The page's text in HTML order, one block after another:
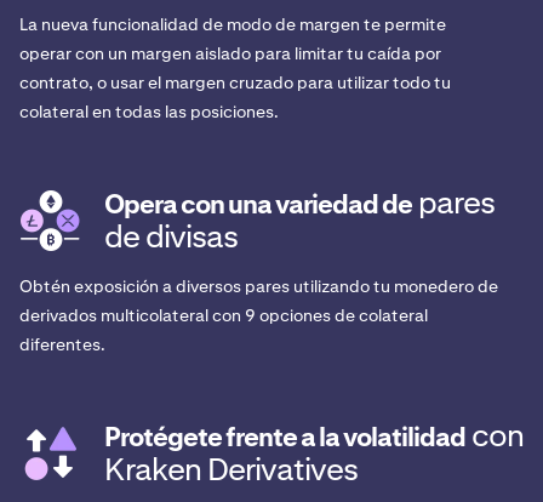
La nueva funcionalidad de modo de margen te permite
operar con un margen aislado para limitar tu caída por
contrato, o usar el margen cruzado para utilizar todo tu
colateral en todas las posiciones.
Opera con una variedad de pares
de divisas
Obtén exposición a diversos pares utilizando tu monedero de
derivados multicolateral con 9 opciones de colateral
diferentes.
Protégete frente a la volatilidad con
Kraken Derivatives